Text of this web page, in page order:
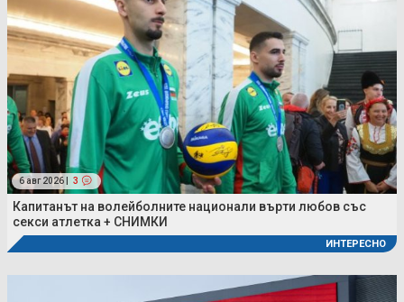
6 авг 2026 | 3
Капитанът на волейболните национали върти любов със
секси атлетка + СНИМКИ
ИНТЕРЕСНО